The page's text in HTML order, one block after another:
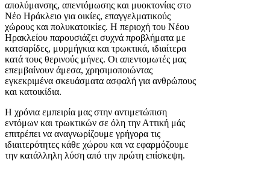
απολύμανσης, απεντόμωσης και μυοκτονίας στο
Νέο Ηράκλειο για οικίες, επαγγελματικούς
χώρους και πολυκατοικίες. Η περιοχή του Νέου
Ηρακλείου παρουσιάζει συχνά προβλήματα με
κατσαρίδες, μυρμήγκια και τρωκτικά, ιδιαίτερα
κατά τους θερινούς μήνες. Οι απεντομωτές μας
επεμβαίνουν άμεσα, χρησιμοποιώντας
εγκεκριμένα σκευάσματα ασφαλή για ανθρώπους
και κατοικίδια.
Η χρόνια εμπειρία μας στην αντιμετώπιση
εντόμων και τρωκτικών σε όλη την Αττική μάς
επιτρέπει να αναγνωρίζουμε γρήγορα τις
ιδιαιτερότητες κάθε χώρου και να εφαρμόζουμε
την κατάλληλη λύση από την πρώτη επίσκεψη.